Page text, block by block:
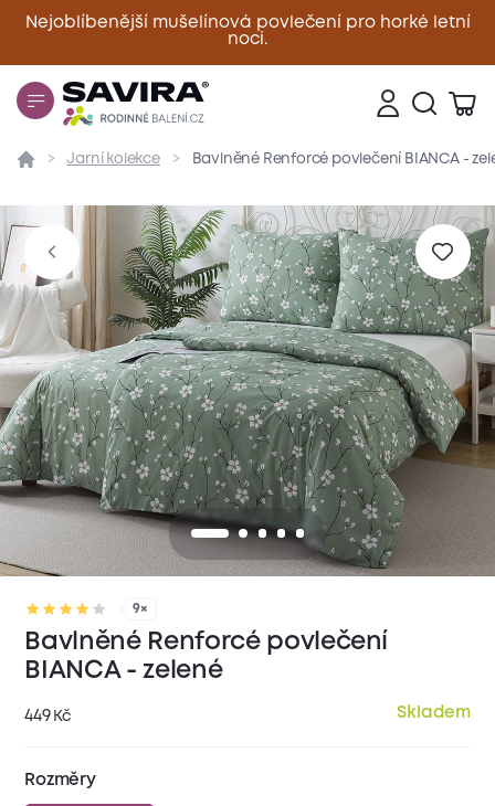
Nejoblíbenější mušelínová povlečení pro horké letní
noci.
Zavřít
Přehled Parametry Popis produktu Materiál
Jarní kolekce Bavlněné Renforcé povlečení BIANCA -
9×
Bavlněné Renforcé povlečení
BIANCA - zelené
449 Kč Skladem
Rozměry